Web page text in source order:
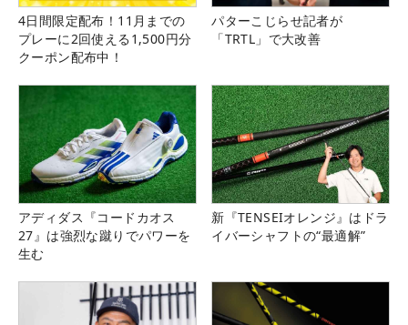
4日間限定配布！11月までの
プレーに2回使える1,500円分
クーポン配布中！
パターこじらせ記者が
「TRTL」で大改善
アディダス『コードカオス
27』は強烈な蹴りでパワーを
生む
新『TENSEIオレンジ』はドラ
イバーシャフトの“最適解”